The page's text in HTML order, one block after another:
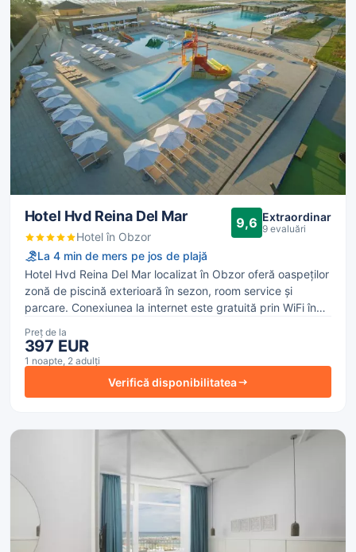
Hotel Hvd Reina Del Mar
Hotel în Obzor
9,6 Extraordinar
9 evaluări
La 4 min de mers pe jos de plajă
Hotel Hvd Reina Del Mar localizat în Obzor oferă oaspeților
zonă de piscină exterioară în sezon, room service și
parcare. Conexiunea la internet este gratuită prin WiFi în
Preț de la
397 EUR
1 noapte, 2 adulți
Verifică disponibilitatea